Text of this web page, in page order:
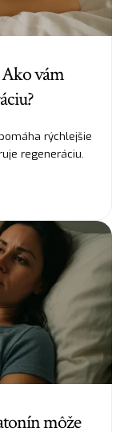
vám
rýchlejšie
regeneráciu.
môže